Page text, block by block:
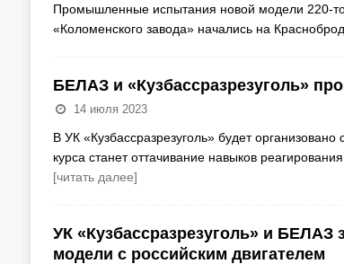
Промышленные испытания новой модели 220-
«Коломенского завода» начались на
БЕЛАЗ и «Кузбассразрезуголь»
14 июля 2023
В УК «Кузбассразрезуголь» будет
курса станет оттачивание навыков
[читать далее]
УК «Кузбассразрезуголь» и БЕЛАЗ
модели с российским двигателем